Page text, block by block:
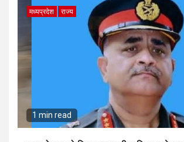
मध्यप्रदेश राज्य
1 min read